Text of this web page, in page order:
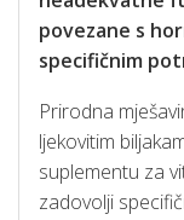
povezane s
specifičnim
Prirodna
ljekovitim
suplementu za
zadovolji